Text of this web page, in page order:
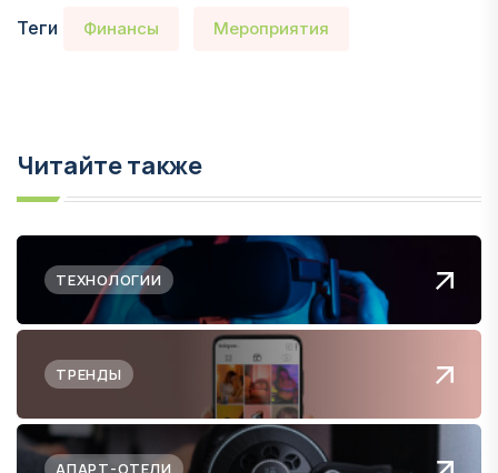
Теги Финансы Мероприятия
Читайте также
ТЕХНОЛОГИИ
ТРЕНДЫ
АПАРТ-ОТЕЛИ